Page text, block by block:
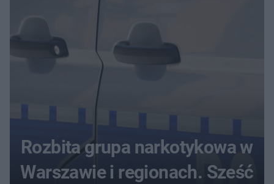
Rozbita grupa narkotykowa w
Warszawie i regionach. Sześć